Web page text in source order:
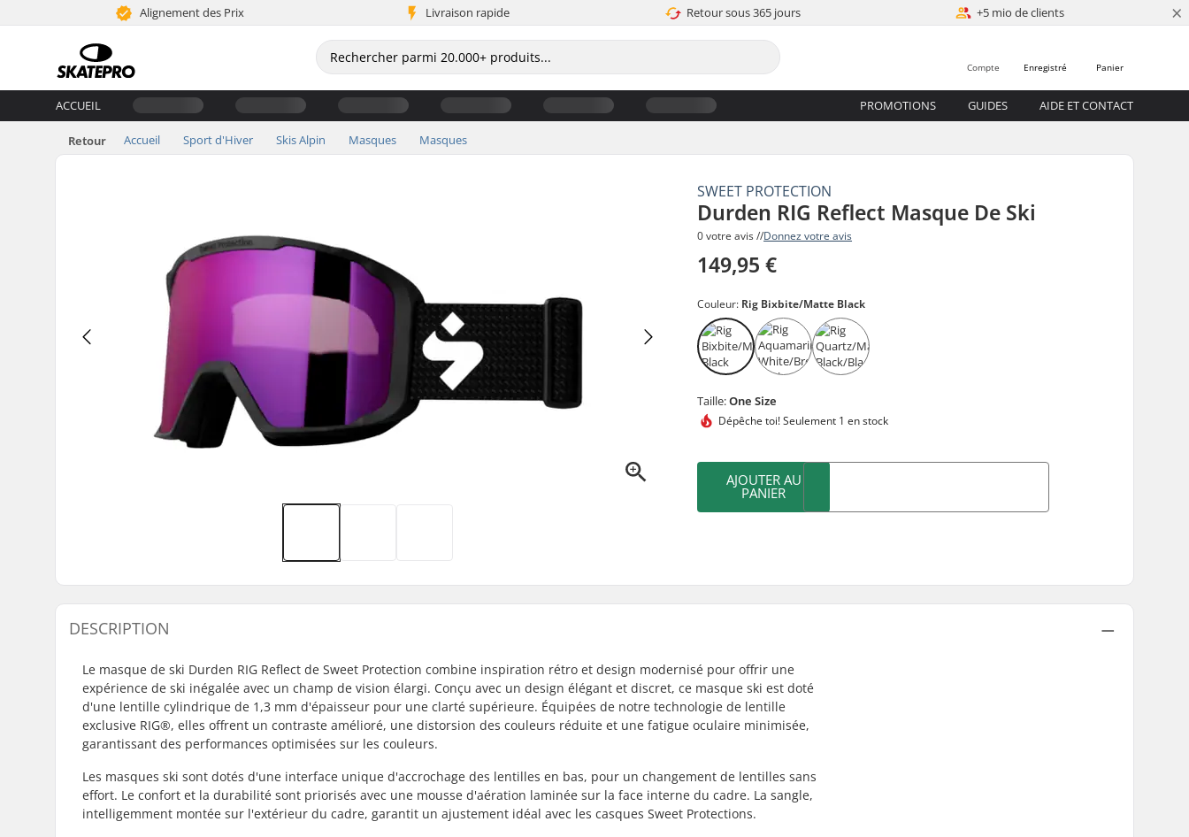
Alignement des Prix Livraison rapide Retour sous 365 jours +5 mio de clients ×
Panier
Enregistré
Compte
ACCUEIL PROMOTIONS GUIDES AIDE ET CONTACT
Retour Accueil Sport d'Hiver Skis Alpin Masques Masques
SWEET PROTECTION
Durden RIG Reflect Masque De Ski
0 votre avis //Donnez votre avis
149,95 €
Couleur: Rig Bixbite/Matte Black
Taille:One Size
Dépêche toi!Seulement 1 en stock
AJOUTER AU
PANIER
DESCRIPTION
Le masque de ski Durden RIG Reflect de Sweet Protection combine inspiration rétro et design modernisé pour offrir une
expérience de ski inégalée avec un champ de vision élargi. Conçu avec un design élégant et discret, ce masque ski est doté
d'une lentille cylindrique de 1,3 mm d'épaisseur pour une clarté supérieure. Équipées de notre technologie de lentille
exclusive RIG®, elles offrent un contraste amélioré, une distorsion des couleurs réduite et une fatigue oculaire minimisée,
garantissant des performances optimisées sur les couleurs.
Les masques ski sont dotés d'une interface unique d'accrochage des lentilles en bas, pour un changement de lentilles sans
effort. Le confort et la durabilité sont priorisés avec une mousse d'aération laminée sur la face interne du cadre. La sangle,
intelligemment montée sur l'extérieur du cadre, garantit un ajustement idéal avec les casques Sweet Protections.